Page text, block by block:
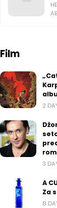
Film
2
3
A
Za
8